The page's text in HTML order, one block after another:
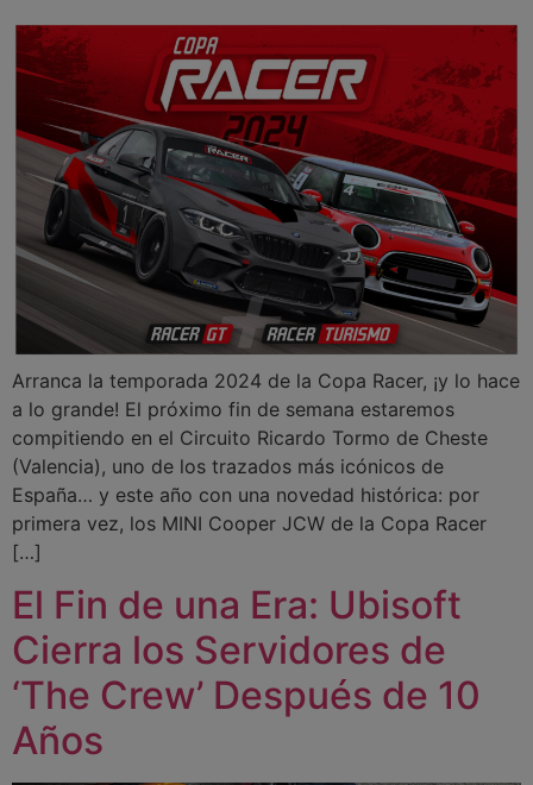
Arranca la temporada 2024 de la Copa Racer, ¡y lo hace
a lo grande! El próximo fin de semana estaremos
compitiendo en el Circuito Ricardo Tormo de Cheste
(Valencia), uno de los trazados más icónicos de
España… y este año con una novedad histórica: por
primera vez, los MINI Cooper JCW de la Copa Racer
[…]
El Fin de una Era: Ubisoft
Cierra los Servidores de
‘The Crew’ Después de 10
Años